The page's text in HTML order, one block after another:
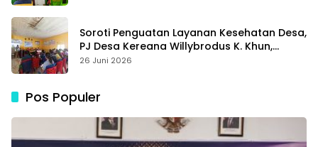
Soroti Penguatan Layanan Kesehatan Desa,
PJ Desa Kereana Willybrodus K. Khun,
Dukung Penuh Pelatihan Kader Posyandu
26 Juni 2026
Pos Populer